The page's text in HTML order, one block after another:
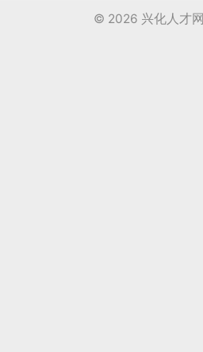
© 2026 兴化人才网